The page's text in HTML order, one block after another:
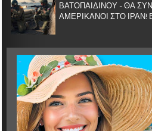
ΒΑΤΟΠΑΙΔΙΝΟΥ - ΘΑ
ΑΜΕΡΙΚΑΝΟΙ ΣΤΟ ΙΡΑΝ!